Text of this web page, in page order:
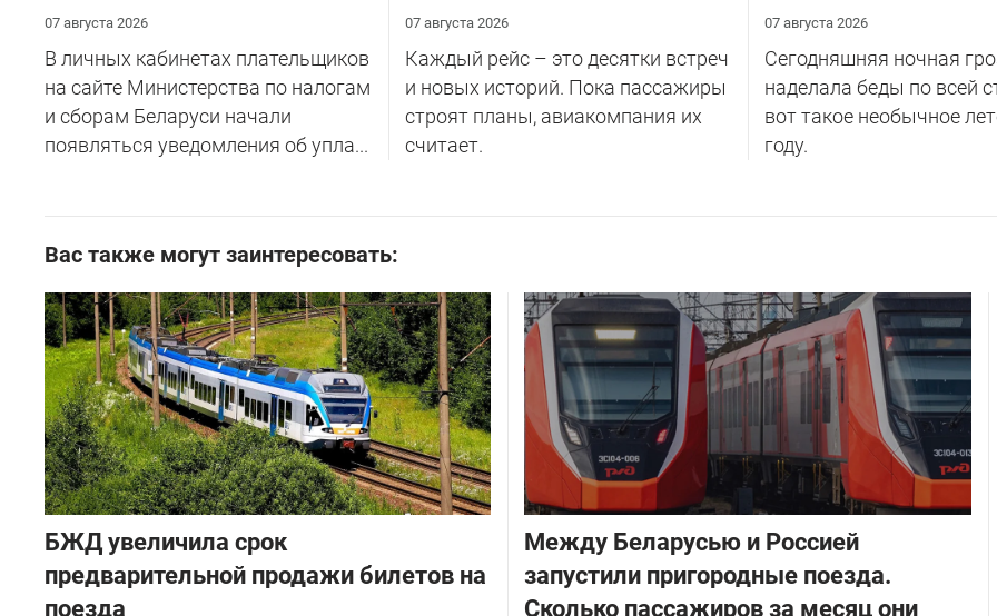
07 августа 2026
В личных кабинетах плательщиков
на сайте Министерства по налогам
и сборам Беларуси начали
появляться уведомления об упла...
07 августа 2026
Каждый рейс – это десятки встреч
и новых историй. Пока пассажиры
строят планы, авиакомпания их
считает.
07 августа 2026
Сегодняшняя ночная
наделала беды по всей
вот такое необычное
году.
Вас также могут заинтересовать:
БЖД увеличила срок
предварительной продажи билетов на
поезда
Между Беларусью и Россией
запустили пригородные поезда.
Сколько пассажиров за месяц они